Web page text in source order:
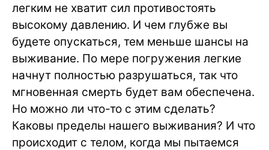
легким не хватит сил противостоять
высокому давлению. И чем глубже вы
будете опускаться, тем меньше шансы на
выживание. По мере погружения легкие
начнут полностью разрушаться, так что
мгновенная смерть будет вам обеспечена.
Но можно ли что-то с этим сделать?
Каковы пределы нашего выживания? И что
происходит с телом, когда мы пытаемся